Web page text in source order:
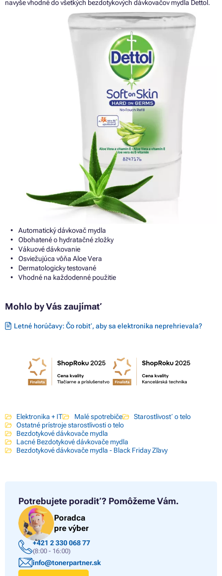
navyše vhodné do všetkých bezdotykových dávkovačov mydla Dettol.
Automatický dávkovač mydla
Obohatené o hydratačné zložky
Vákuové dávkovanie
Osviežujúca vôňa Aloe Vera
Dermatologicky testované
Vhodné na každodenné použitie
Mohlo by Vás zaujímať
Letné horúčavy: Čo robiť, aby sa elektronika neprehrievala?
Elektronika + IT Malé spotrebiče
Starostlivosť o telo
Ostatné prístroje starostlivosti o telo
Bezdotykové dávkovače mydla
Lacné Bezdotykové dávkovače mydla
Bezdotykové dávkovače mydla - Black Friday Zľavy
Potrebujete poradiť? Pomôžeme Vám.
Poradca
pre výber
+421 2 330 068 77
(8:00 - 16:00)
info@tonerpartner.sk